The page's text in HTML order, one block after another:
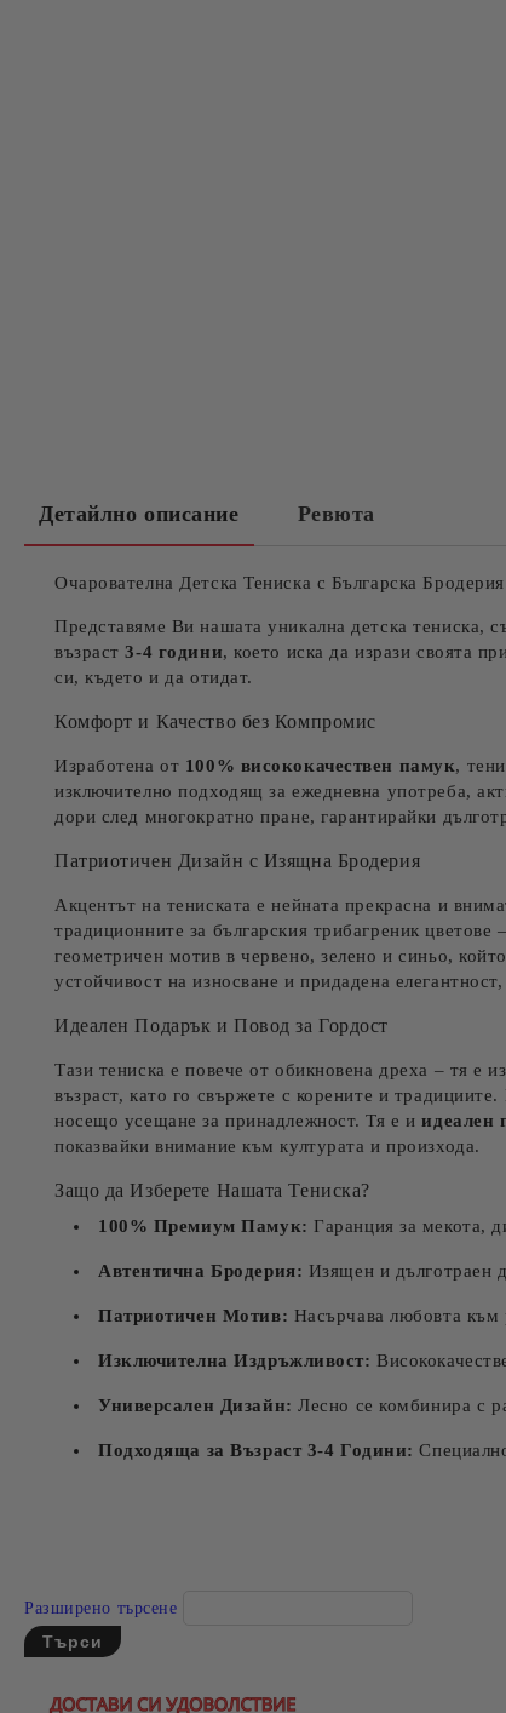
Детайлно описание Ревюта
Очарователна Детска Тениска с Българска
Представяме Ви нашата уникална детска тениска,
възраст3-4 години, което иска да изрази своята
си, където и да отидат.
Комфорт и Качество без Компромис
Изработена от 100% висококачествен памук,
изключително подходящ за ежедневна употреба,
дори след многократно пране, гарантирайки
Патриотичен Дизайн с Изящна Бродерия
Акцентът на тениската е нейната прекрасна и
традиционните за българския трибагреник
геометричен мотив в червено, зелено и синьо,
устойчивост на износване и придадена
Идеален Подарък и Повод за Гордост
Тази тениска е повече от обикновена дреха – тя е
възраст, като го свържете с корените и
носещо усещане за принадлежност. Тя е иидеален
показвайки внимание към културата и произхода.
Защо да Изберете Нашата Тениска?
100% Премиум Памук: Гаранция за мекота,
Автентична Бродерия: Изящен и дълготраен
Патриотичен Мотив: Насърчава любовта към
Изключителна Издръжливост:
Универсален Дизайн: Лесно се комбинира с
Подходяща за Възраст 3-4 Години:
Разширено търсене